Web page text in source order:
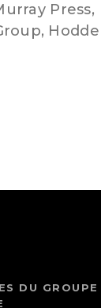
Press,
DU GROUPE